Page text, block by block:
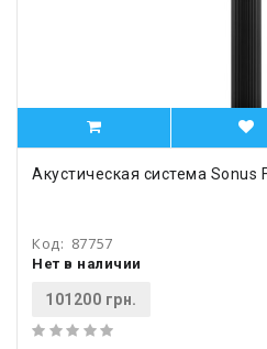
Акустическая система Sonus
Код: 87757
Нет в наличии
101200 грн.